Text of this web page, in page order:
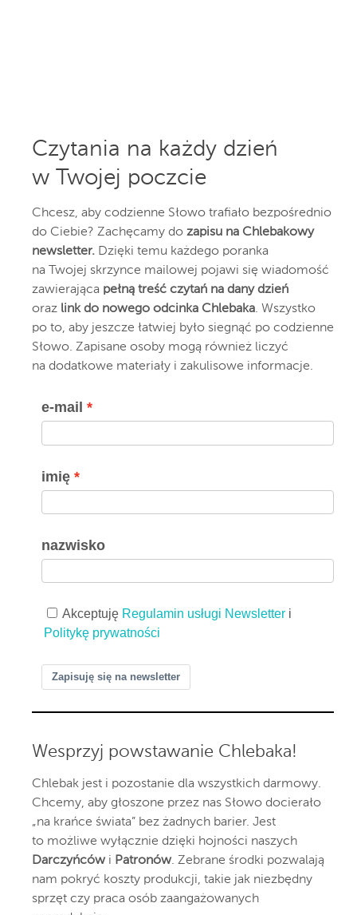
Czytania na każdy dzień
w Twojej poczcie
Chcesz, aby codzienne Słowo trafiało bezpośrednio
do Ciebie? Zachęcamy do zapisu na Chlebakowy
newsletter. Dzięki temu każdego poranka
na Twojej skrzynce mailowej pojawi się wiadomość
zawierająca pełną treść czytań na dany dzień
oraz link do nowego odcinka Chlebaka. Wszystko
po to, aby jeszcze łatwiej było siegnąć po codzienne
Słowo. Zapisane osoby mogą również liczyć
na dodatkowe materiały i zakulisowe informacje.
e-mail
imię
nazwisko
Akceptuję Regulamin usługi Newsletter i
Politykę prywatności
Zapisuję się na newsletter
Wesprzyj powstawanie Chlebaka!
Chlebak jest i pozostanie dla wszystkich darmowy.
Chcemy, aby głoszone przez nas Słowo docierało
„na krańce świata” bez żadnych barier. Jest
to możliwe wyłącznie dzięki hojności naszych
Darczyńcówi Patronów. Zebrane środki pozwalają
nam pokryć koszty produkcji, takie jak niezbędny
sprzęt czy praca osób zaangażowanych